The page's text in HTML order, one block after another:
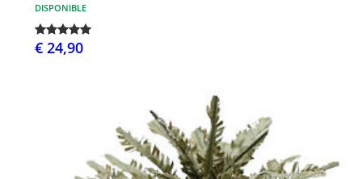
DISPONIBLE
€ 24,90